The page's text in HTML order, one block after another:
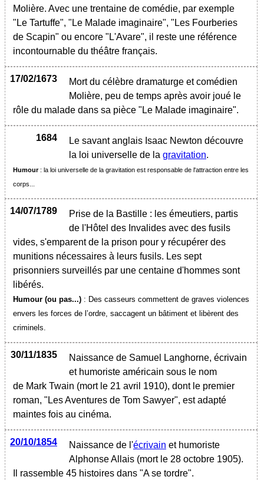
Molière. Avec une trentaine de comédie, par exemple
"Le Tartuffe", "Le Malade imaginaire", "Les Fourberies
de Scapin" ou encore "L'Avare", il reste une référence
incontournable du théâtre français.
17/02/1673
Mort du célèbre dramaturge et comédien
Molière, peu de temps après avoir joué le
rôle du malade dans sa pièce "Le Malade imaginaire".
1684
Le savant anglais Isaac Newton découvre
la loi universelle de la gravitation.
Humour: la loi universelle de la gravitation est responsable de l'attraction entre les
corps...
14/07/1789
Prise de la Bastille : les émeutiers, partis
de l'Hôtel des Invalides avec des fusils
vides, s'emparent de la prison pour y récupérer des
munitions nécessaires à leurs fusils. Les sept
prisonniers surveillés par une centaine d'hommes sont
libérés.
Humour (ou pas...) : Des casseurs commettent de graves violences
envers les forces de l’ordre, saccagent un bâtiment et libèrent des
criminels.
30/11/1835
Naissance de Samuel Langhorne, écrivain
et humoriste américain sous le nom
de Mark Twain (mort le 21 avril 1910), dont le premier
roman, "Les Aventures de Tom Sawyer", est adapté
maintes fois au cinéma.
20/10/1854 Naissance de l'écrivain et humoriste
Alphonse Allais (mort le 28 octobre 1905).
Il rassemble 45 histoires dans "A se tordre".